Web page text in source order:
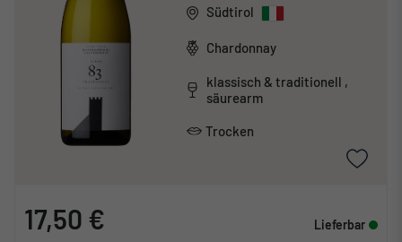
Südtirol
Chardonnay
klassisch & traditionell ,
säurearm
Trocken
17,50 € Lieferbar